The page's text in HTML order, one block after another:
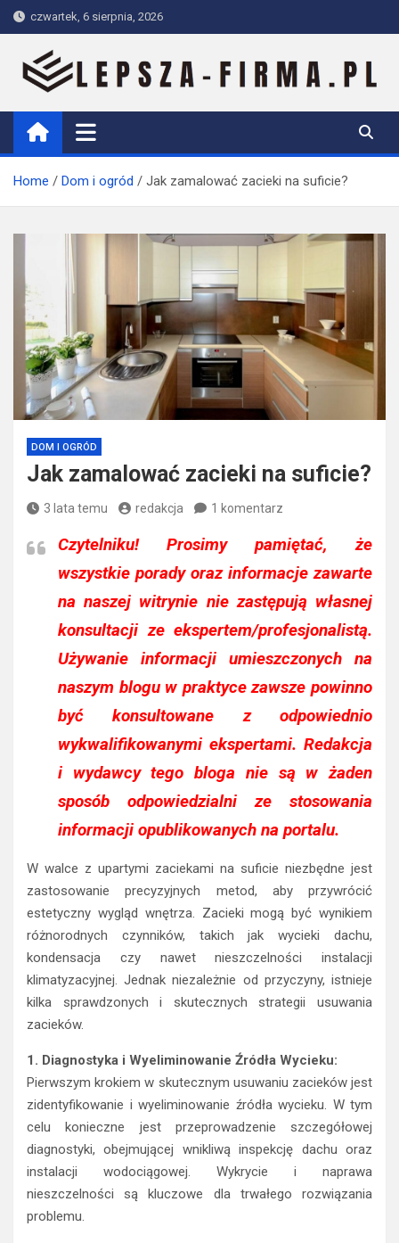
Skip
to
content
czwartek, 6 sierpnia, 2026
Lepsza-firma.pl
Home Dom i ogród Jak zamalować zacieki na suficie?
DOM I OGRÓD
Jak zamalować zacieki na suficie?
3 lata temu redakcja 1 komentarz
Czytelniku!Prosimy pamiętać, że
wszystkie porady oraz informacje zawarte
na naszej witrynie nie zastępują własnej
konsultacji ze ekspertem/profesjonalistą.
Używanie informacji umieszczonych na
naszym blogu w praktyce zawsze powinno
być konsultowane z odpowiednio
wykwalifikowanymi ekspertami. Redakcja
i wydawcy tego bloga nie są w żaden
sposób odpowiedzialni ze stosowania
informacji opublikowanych na portalu.
W walce z upartymi zaciekami na suficie niezbędne jest
zastosowanie precyzyjnych metod, aby przywrócić
estetyczny wygląd wnętrza. Zacieki mogą być wynikiem
różnorodnych czynników, takich jak wycieki dachu,
kondensacja czy nawet nieszczelności instalacji
klimatyzacyjnej. Jednak niezależnie od przyczyny, istnieje
kilka sprawdzonych i skutecznych strategii usuwania
zacieków.
1. Diagnostyka i Wyeliminowanie Źródła Wycieku:
Pierwszym krokiem w skutecznym usuwaniu zacieków jest
zidentyfikowanie i wyeliminowanie źródła wycieku. W tym
celu konieczne jest przeprowadzenie szczegółowej
diagnostyki, obejmującej wnikliwą inspekcję dachu oraz
instalacji wodociągowej. Wykrycie i naprawa
nieszczelności są kluczowe dla trwałego rozwiązania
problemu.